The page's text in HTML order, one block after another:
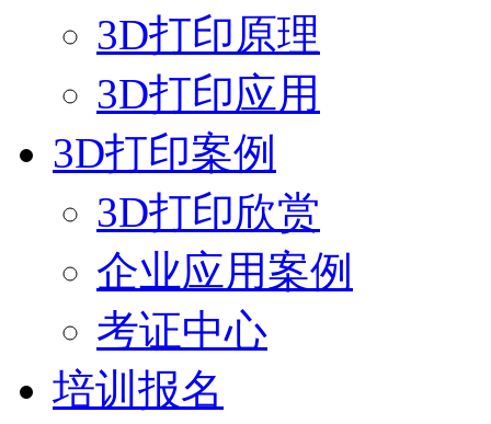
3D打印原理
3D打印应用
3D打印案例
3D打印欣赏
企业应用案例
考证中心
培训报名